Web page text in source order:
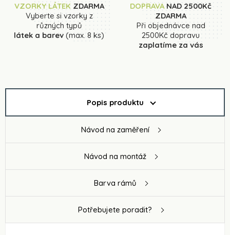
VZORKY LÁTEK ZDARMA
Vyberte si vzorky z
různých typů
látek a barev (max. 8 ks)
DOPRAVANAD 2500Kč
ZDARMA
Při objednávce nad
2500Kč dopravu
zaplatíme za vás
Popis produktu
Návod na zaměření
Návod na montáž
Barva rámů
Potřebujete poradit?